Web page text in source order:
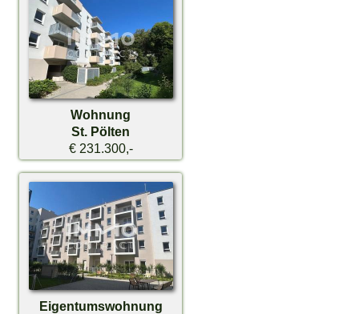
Wohnung
St. Pölten
€ 231.300,-
Eigentumswohnung